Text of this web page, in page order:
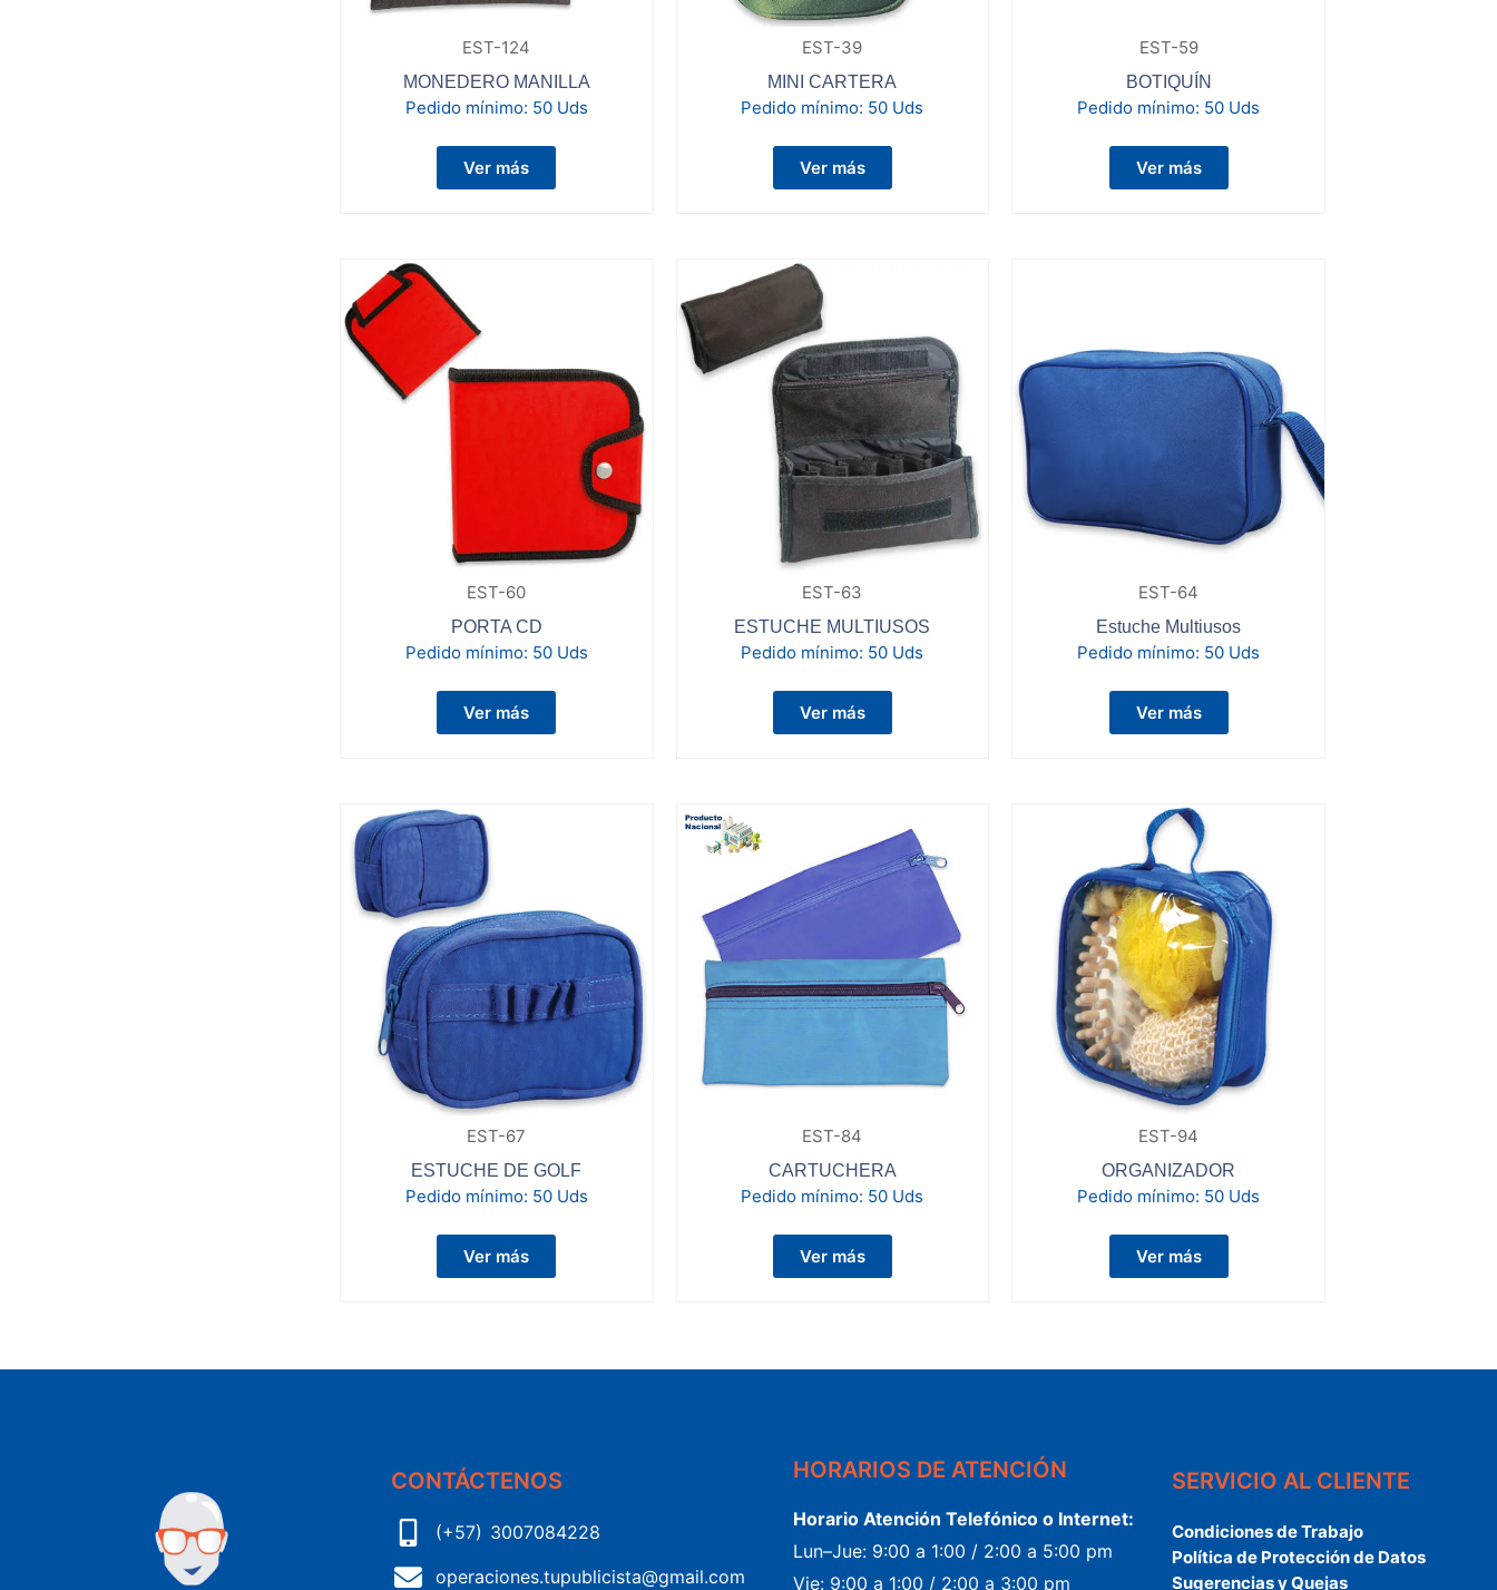
EST-124
MONEDERO MANILLA
Pedido mínimo: 50 Uds
Ver más
EST-39
MINI CARTERA
Pedido mínimo: 50 Uds
Ver más
EST-59
BOTIQUÍN
Pedido mínimo: 50 Uds
Ver más
EST-60
PORTA CD
Pedido mínimo: 50 Uds
Ver más
EST-63
ESTUCHE MULTIUSOS
Pedido mínimo: 50 Uds
Ver más
EST-64
Estuche Multiusos
Pedido mínimo: 50 Uds
Ver más
EST-67
ESTUCHE DE GOLF
Pedido mínimo: 50 Uds
Ver más
EST-84
CARTUCHERA
Pedido mínimo: 50 Uds
Ver más
EST-94
ORGANIZADOR
Pedido mínimo: 50 Uds
Ver más
CONTÁCTENOS
(+57) 3007084228
operaciones.tupublicista@gmail.com
HORARIOS DE ATENCIÓN
Horario Atención Telefónico o Internet:
Lun–Jue: 9:00 a 1:00 / 2:00 a 5:00 pm
Vie: 9:00 a 1:00 / 2:00 a 3:00 pm
SERVICIO AL CLIENTE
Condiciones de Trabajo
Política de Protección de Datos
Sugerencias y Quejas